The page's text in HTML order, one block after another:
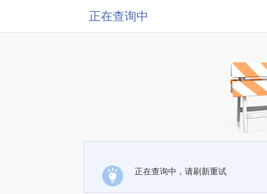
正在查询中
正在查询中，请刷新重试